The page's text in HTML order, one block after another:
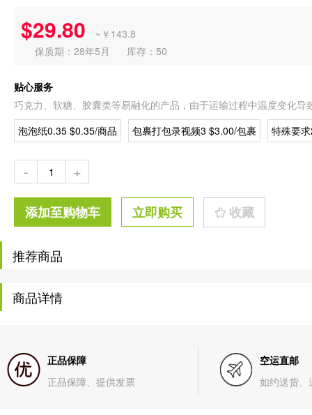
$29.80
~￥143.8
保质期：28年5月
库存：50
贴心服务
巧克力、软糖、胶囊类等易融化的产品，由于运输过程中温度变化
泡泡纸0.35 $0.35/商品
包裹打包录视频3 $3.00/包裹 特殊要
- +
添加至购物车 立即购买 收藏
推荐商品
商品详情
正品保障
正品保障、提供发票
空运直邮
如约送货、